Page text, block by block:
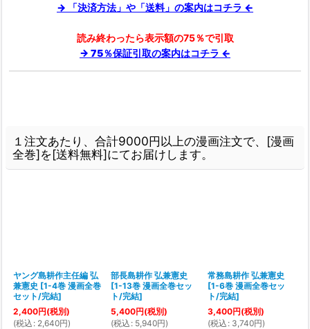
→ 「決済方法」や「送料」の案内はコチラ ←
読み終わったら表示額の75％で引取
→ 75％保証引取の案内はコチラ ←
１注文あたり、合計9000円以上の漫画注文で、[漫画
全巻]を[送料無料]にてお届けします。
ヤング島耕作主任編 弘
兼憲史 [1-4巻 漫画全巻
セット/完結]
2,400円(税別)
(税込 : 2,640円)
部長島耕作 弘兼憲史
[1-13巻 漫画全巻セッ
ト/完結]
5,400円(税別)
(税込 : 5,940円)
常務島耕作 弘兼憲史
[1-6巻 漫画全巻セッ
ト/完結]
3,400円(税別)
(税込 : 3,740円)